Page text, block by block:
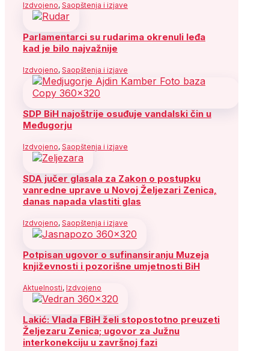
Izdvojeno, Saopštenja i izjave
Parlamentarci su rudarima okrenuli leđa
kad je bilo najvažnije
Izdvojeno, Saopštenja i izjave
SDP BiH najoštrije osuđuje vandalski čin u
Međugorju
Izdvojeno, Saopštenja i izjave
SDA jučer glasala za Zakon o postupku
vanredne uprave u Novoj Željezari Zenica,
danas napada vlastiti glas
Izdvojeno, Saopštenja i izjave
Potpisan ugovor o sufinansiranju Muzeja
književnosti i pozorišne umjetnosti BiH
Aktuelnosti, Izdvojeno
Lakić: Vlada FBiH želi stopostotno preuzeti
Željezaru Zenica; ugovor za Južnu
interkonekciju u završnoj fazi